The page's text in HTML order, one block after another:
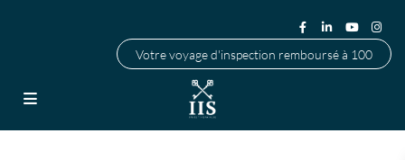
Votre voyage d'inspection remboursé à 100